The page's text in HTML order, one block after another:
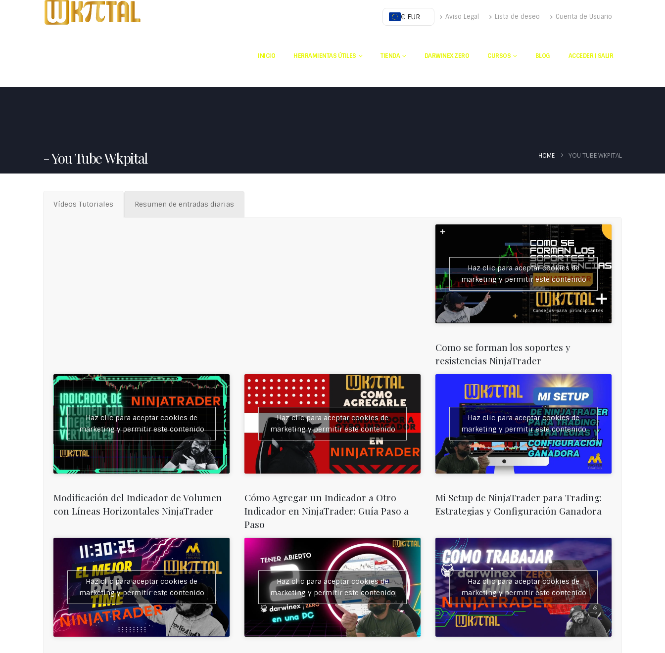
€ EUR Aviso Legal Lista de deseo Cuenta de Usuario
INICIO HERRAMIENTAS ÚTILES TIENDA DARWINEX ZERO CURSOS BLOG ACCEDER | SALIR
You Tube Wkpital HOME YOU TUBE WKPITAL
Vídeos Tutoriales Resumen de entradas diarias
Haz clic para aceptar cookies de
marketing y permitir este contenido
Como se forman los soportes y
resistencias NinjaTrader
Haz clic para aceptar cookies de
marketing y permitir este contenido
Modificación del Indicador de Volumen
con Líneas Horizontales NinjaTrader
Haz clic para aceptar cookies de
marketing y permitir este contenido
Cómo Agregar un Indicador a Otro
Indicador en NinjaTrader: Guía Paso a
Paso
Haz clic para aceptar cookies de
marketing y permitir este contenido
Mi Setup de NinjaTrader para Trading:
Estrategias y Configuración Ganadora
Haz clic para aceptar cookies de
marketing y permitir este contenido
Haz clic para aceptar cookies de
marketing y permitir este contenido
Haz clic para aceptar cookies de
marketing y permitir este contenido